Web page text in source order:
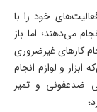
خود را با
می‌دهند؛ اما باز
کارهای غیرضروری
و لوازم انجام
ضدعفونی و تمیز